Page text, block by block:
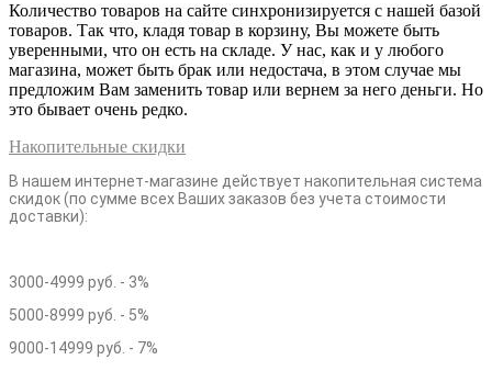
Количество товаров на сайте синхронизируется с нашей базой
товаров. Так что, кладя товар в корзину, Вы можете быть
уверенными, что он есть на складе. У нас, как и у любого
магазина, может быть брак или недостача, в этом случае мы
предложим Вам заменить товар или вернем за него деньги. Но
это бывает очень редко.
Накопительные скидки
В нашем интернет-магазине действует накопительная система
скидок (по сумме всех Ваших заказов без учета стоимости
доставки):
3000-4999 руб. - 3%
5000-8999 руб. - 5%
9000-14999 руб. - 7%